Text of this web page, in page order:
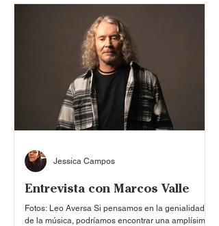
etapa marcada por el desamor, la introspección y
un profundo proceso de sanación, la banda nos
cuenta en 10 canciones su proceso de duelo y
superación en una de las etapas más turbulentas
de su vida. Además, nos enseña como una ruptura
amorosa puede cambiar procesos creativos y
formas de concebir el arte. Tuvimos la oportunidad
de platicar con
Entrevista con Marcos Valle
Fotos: Leo Aversa Si pensamos en la genialidad
de la música, podríamos encontrar una amplísima
Jessica Campos